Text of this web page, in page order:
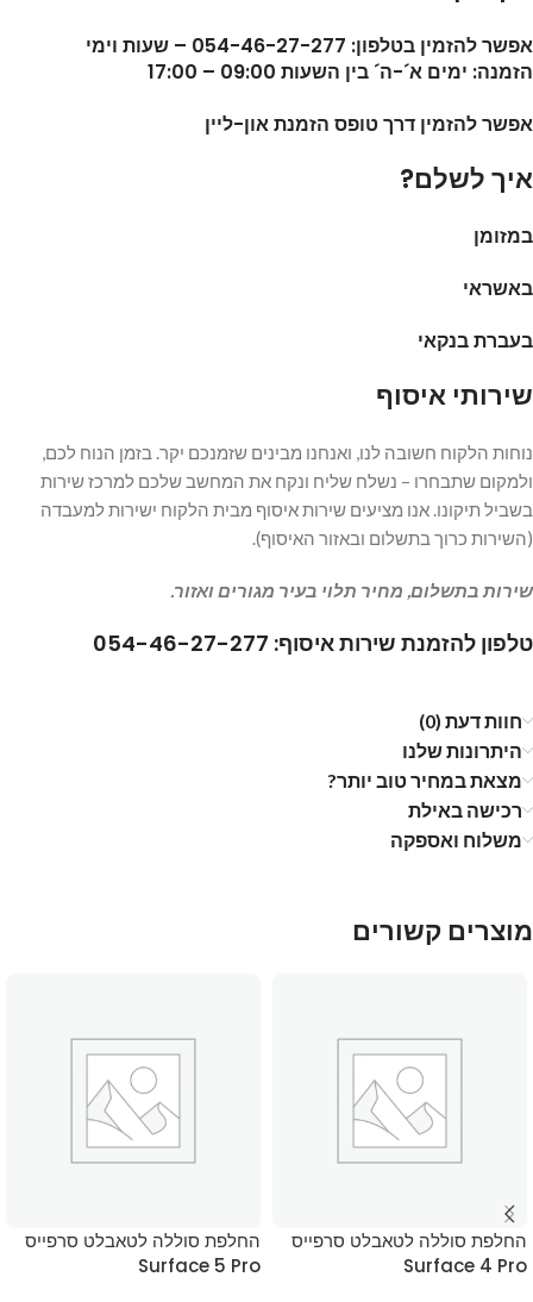
אפשר להזמין בטלפון: 054-46-27-277 – שעות וימי
הזמנה: ימים א´-ה´ בין השעות 09:00 – 17:00
אפשר להזמין דרך טופס הזמנת און-ליין
איך לשלם?
במזומן
באשראי
בעברת בנקאי
שירותי איסוף
נוחות הלקוח חשובה לנו, ואנחנו מבינים שזמנכם יקר. בזמן הנוח לכם,
ולמקום שתבחרו – נשלח שליח ונקח את המחשב שלכם למרכז שירות
בשביל תיקונו. אנו מציעים שירות איסוף מבית הלקוח ישירות למעבדה
(השירות כרוך בתשלום ובאזור האיסוף).
שירות בתשלום, מחיר תלוי בעיר מגורים ואזור.
טלפון להזמנת שירות איסוף: 054-46-27-277
חוות דעת (0)
היתרונות שלנו
מצאת במחיר טוב יותר?
רכישה באילת
משלוח ואספקה
מוצרים קשורים
החלפת סוללה לטאבלט סרפייס
Surface 4 Pro
החלפת סוללה לטאבלט סרפייס
Surface 5 Pro